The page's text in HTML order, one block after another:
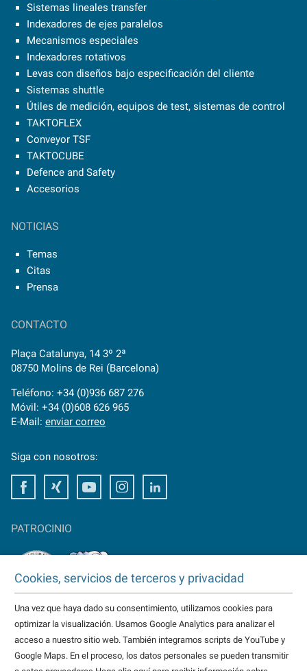
Sistemas lineales transfer
Indexadores de ejes paralelos
Mecanismos especiales
Indexadores rotativos
Levas con diseños bajo especificación del cliente
Sistemas shuttle
Útiles de medición, equipos de test, sistemas de control
TAKTOFLEX
Conveyor TSF
TAKTOCUBE
Defence and Safety
Accesorios
NOTICIAS
Temas
Citas
Prensa
CONTACTO
Plaça Catalunya, 14 3º 2ª
08750 Molins de Rei (Barcelona)
Teléfono: +34 (0)936 687 276
Móvil: +34 (0)608 626 965
E-Mail: enviar correo
Siga con nosotros:
FacebookXing Youtube Instagram
PATROCINIO
TAKTOMAT es patrocinador del
HC Erlangen
Eisbären Heilbronn
más...
Cookies, servicios de terceros y privacidad
Una vez que haya dado su consentimiento, utilizamos cookies para
optimizar la visualización. Usamos Google Analytics para analizar el
acceso a nuestro sitio web. También integramos scripts de YouTube y
Google Maps. En el proceso, los datos personales se pueden transmitir